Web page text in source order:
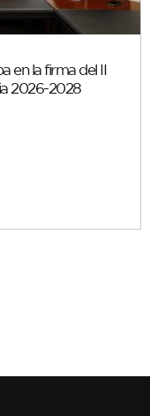
en la firma del II
2026-2028